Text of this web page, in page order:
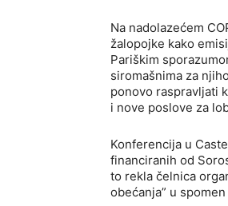
Na nadolazećem
žalopojke kako
Pariškim
siromašnima za
ponovo raspravljati
i nove poslove za
Konferencija u
financiranih od
to rekla čelnica
obećanja” u